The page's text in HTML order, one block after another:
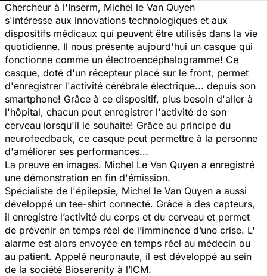
Chercheur à l'Inserm, Michel le Van Quyen
s'intéresse aux innovations technologiques et aux
dispositifs médicaux qui peuvent être utilisés dans la vie
quotidienne. Il nous présente aujourd'hui un casque qui
fonctionne comme un électroencéphalogramme! Ce
casque, doté d'un récepteur placé sur le front, permet
d'enregistrer l'activité cérébrale électrique... depuis son
smartphone! Grâce à ce dispositif, plus besoin d'aller à
l'hôpital, chacun peut enregistrer l'activité de son
cerveau lorsqu'il le souhaite! Grâce au principe du
neurofeedback, ce casque peut permettre à la personne
d'améliorer ses performances...
La preuve en images. Michel Le Van Quyen a enregistré
une démonstration en fin d'émission.
Spécialiste de l'épilepsie, Michel le Van Quyen a aussi
développé un tee-shirt connecté. Grâce à des capteurs,
il enregistre l’activité du corps et du cerveau et permet
de prévenir en temps réel de l’imminence d’une crise. L'
alarme est alors envoyée en temps réel au médecin ou
au patient. Appelé neuronaute, il est développé au sein
de la société Bioserenity à l’ICM.